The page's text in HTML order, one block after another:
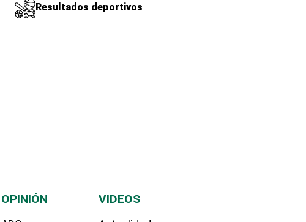
Resultados deportivos
OPINIÓN VIDEOS